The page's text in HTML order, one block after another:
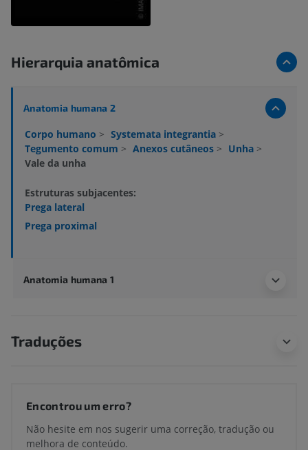
Hierarquia anatômica
Anatomia humana 2
Corpo humano > Systemata integrantia >
Tegumento comum > Anexos cutâneos > Unha >
Vale da unha
Estruturas subjacentes:
Prega lateral
Prega proximal
Anatomia humana 1
Traduções
Encontrou um erro?
Não hesite em nos sugerir uma correção, tradução ou
melhora de conteúdo.